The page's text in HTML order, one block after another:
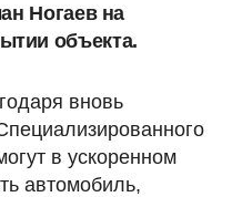
Ногаев на
объекта.
вновь
в ускоренном
автомобиль,